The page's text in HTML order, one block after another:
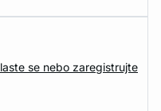
se nebo zaregistrujte